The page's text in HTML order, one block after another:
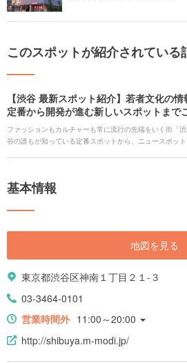
このスポットが紹介されている
【渋谷 最新スポット紹介】若者文化の情
定番から開発が進む新しいスポットまで
ファッションもカルチャーも常に流行の先端をいく街「
谷の誰もが知っている定番スポットから、ニュースポッ
基本情報
地図を見る
東京都渋谷区神南１丁目２１-３
03-3464-0101
営業時間外 11:00～20:00
http://shibuya.m-modi.jp/